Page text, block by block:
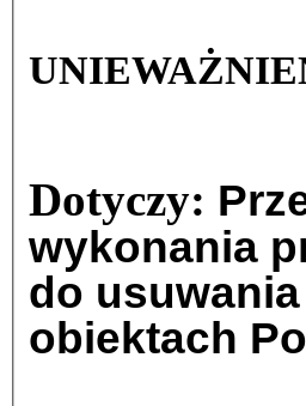
Dotyczy:
wykonania
do
obiektach